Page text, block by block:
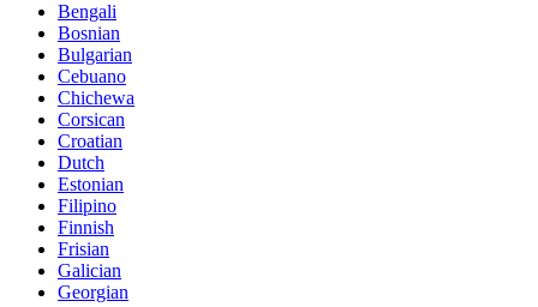
Bengali
Bosnian
Bulgarian
Cebuano
Chichewa
Corsican
Croatian
Dutch
Estonian
Filipino
Finnish
Frisian
Galician
Georgian